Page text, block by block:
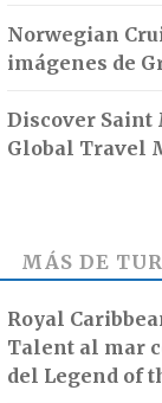
Norwegian
imágenes de
Discover
Global Travel
MÁS DE
Royal
Talent al mar
del Legend of